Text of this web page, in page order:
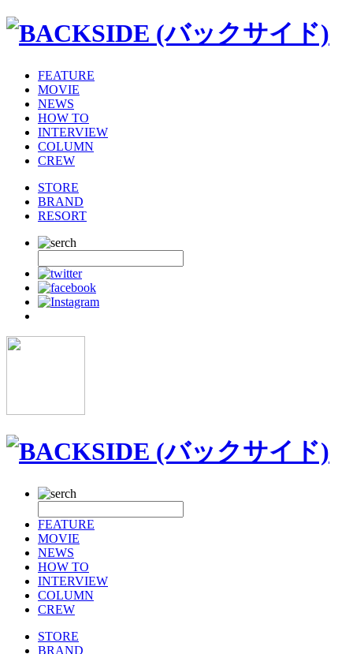
FEATURE
MOVIE
NEWS
HOW TO
INTERVIEW
COLUMN
CREW
STORE
BRAND
RESORT
FEATURE
MOVIE
NEWS
HOW TO
INTERVIEW
COLUMN
CREW
STORE
BRAND